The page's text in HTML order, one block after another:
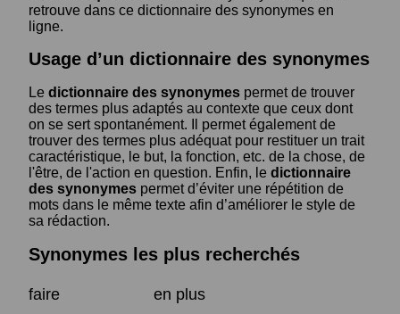
retrouve dans ce dictionnaire des synonymes en
ligne.
Usage d’un dictionnaire des synonymes
Le dictionnaire des synonymes permet de trouver
des termes plus adaptés au contexte que ceux dont
on se sert spontanément. Il permet également de
trouver des termes plus adéquat pour restituer un trait
caractéristique, le but, la fonction, etc. de la chose, de
l'être, de l'action en question. Enfin, le dictionnaire
des synonymes permet d’éviter une répétition de
mots dans le même texte afin d’améliorer le style de
sa rédaction.
Synonymes les plus recherchés
faire
en plus